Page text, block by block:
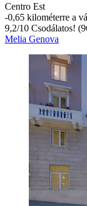
Centro Est
‐0,65 kilométerre a
9,2/10 Csodálatos!
Melia Genova